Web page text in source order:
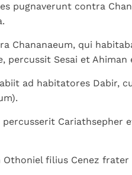
pugnaverunt contra
Chananaeum, qui
percussit Sesai et Ahiman
ad habitatores Dabir,
percusserit Cariathsepher
Othoniel filius Cenez